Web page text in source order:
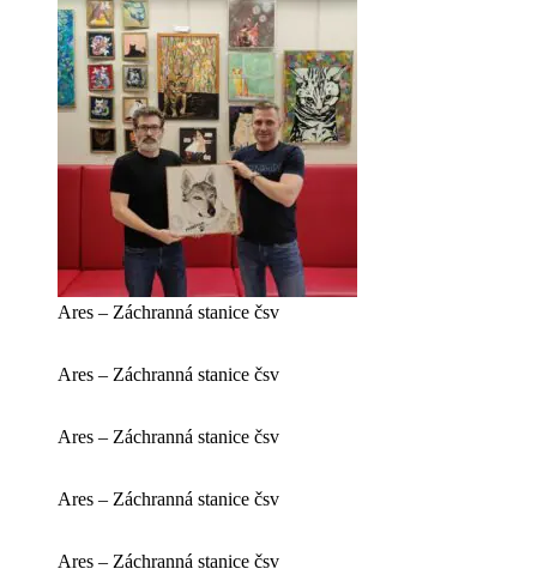
Ares – Záchranná stanice čsv
Ares – Záchranná stanice čsv
Ares – Záchranná stanice čsv
Ares – Záchranná stanice čsv
Ares – Záchranná stanice čsv